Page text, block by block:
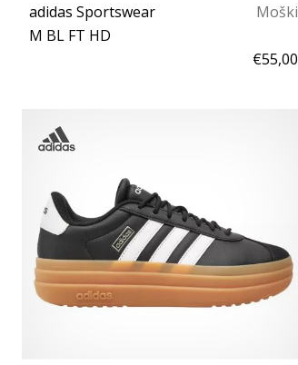
adidas Sportswear
Moški
M BL FT HD
€55,00